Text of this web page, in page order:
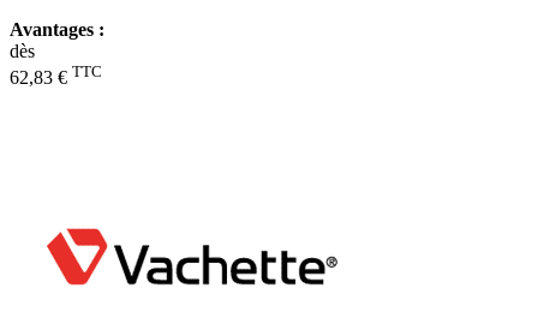
Avantages :
dès
62,83 € TTC